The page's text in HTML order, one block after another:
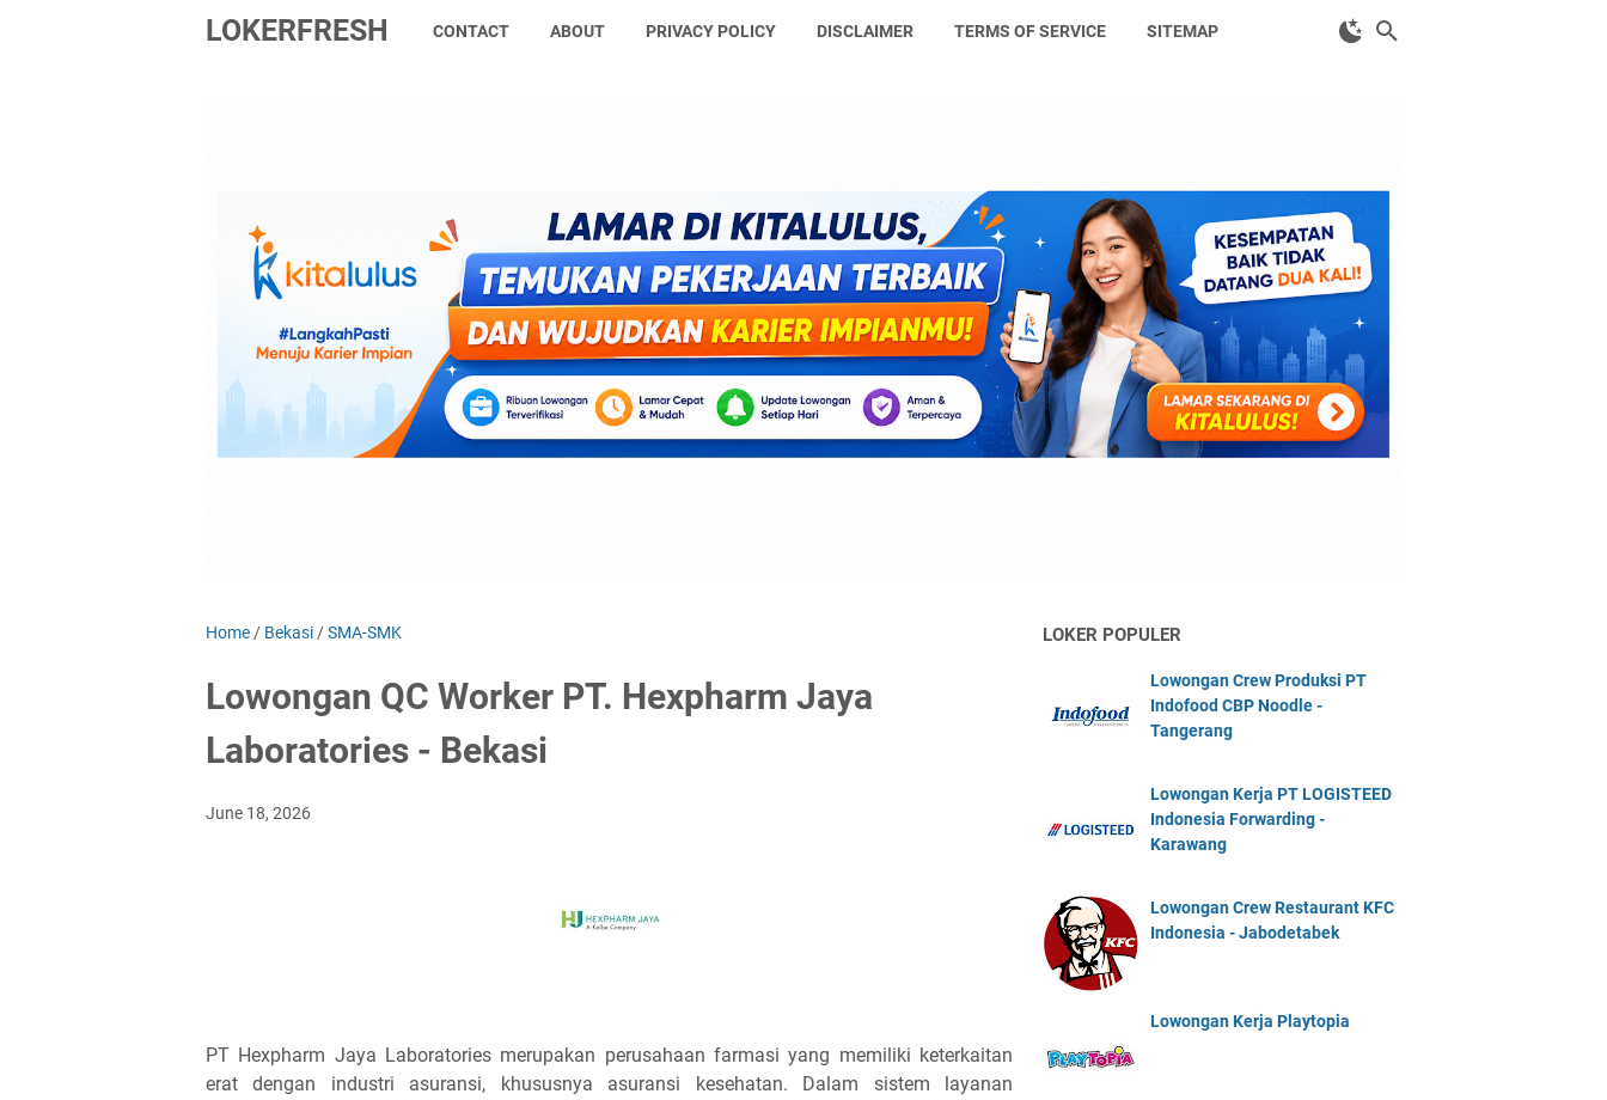
LOKERFRESH CONTACT ABOUT PRIVACY POLICY DISCLAIMER TERMS OF SERVICE SITEMAP
Home / Bekasi /SMA-SMK
Lowongan QC Worker PT. Hexpharm Jaya
Laboratories - Bekasi
June 18, 2026
PT Hexpharm Jaya Laboratories merupakan perusahaan farmasi yang memiliki keterkaitan
erat dengan industri asuransi, khususnya asuransi kesehatan. Dalam sistem layanan
LOKER POPULER
Lowongan Crew Produksi PT
Indofood CBP Noodle -
Tangerang
Lowongan Kerja PT LOGISTEED
Indonesia Forwarding -
Karawang
Lowongan Crew Restaurant KFC
Indonesia - Jabodetabek
Lowongan Kerja Playtopia